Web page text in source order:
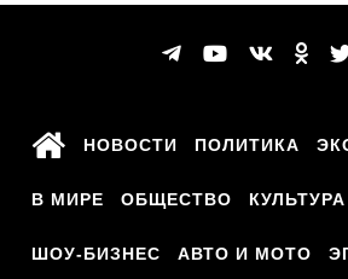
НОВОСТИ ПОЛИТИКА
В МИРЕ ОБЩЕСТВО КУЛЬТУРА
ШОУ-БИЗНЕС АВТО И МОТО